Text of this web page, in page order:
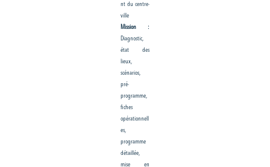
nt du centre-
ville
Mission :
Diagnostic,
état des
lieux,
scénarios,
pré-
programme,
fiches
opérationnell
es,
programme
détaillée,
mise en